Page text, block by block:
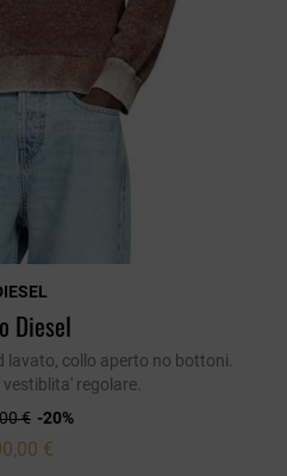
Diesel
lavato, collo aperto no bottoni.
regolare.
€ -20%
€